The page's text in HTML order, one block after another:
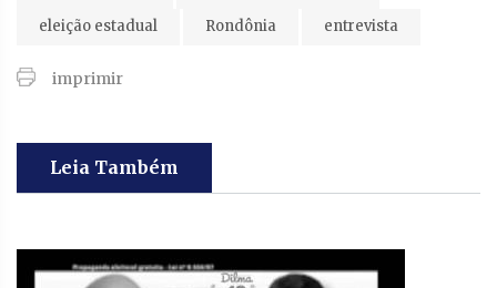
eleição estadual
Rondônia entrevista
imprimir
Leia Também